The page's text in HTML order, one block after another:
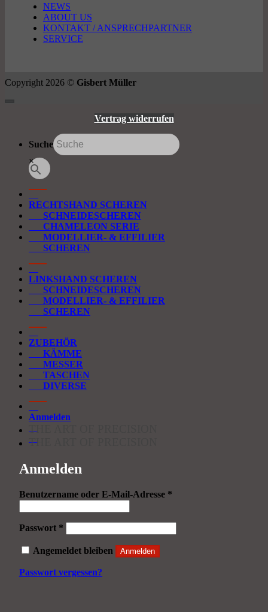
NEWS
ABOUT US
KONTAKT / ANSPRECHPARTNER
SERVICE
Copyright 2026 © Gisbert Müller
Vertrag widerrufen
Suche
×
RECHTSHAND SCHEREN
SCHNEIDESCHEREN
CHAMELEON SERIE
MODELLIER- & EFFILIER
SCHEREN
LINKSHAND SCHEREN
SCHNEIDESCHEREN
MODELLIER- & EFFILIER
SCHEREN
ZUBEHÖR
KÄMME
MESSER
TASCHEN
DIVERSE
Anmelden
THE ART OF PRECISION
THE ART OF PRECISION
Anmelden
Benutzername oder E-Mail-Adresse *Erforderlich
Passwort *Erforderlich
Angemeldet bleiben Anmelden
Passwort vergessen?